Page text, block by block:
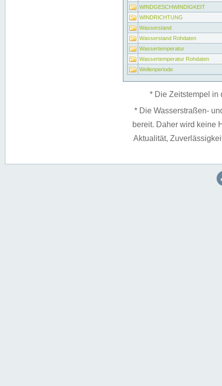
WINDGESCHWINDIGKEIT
WINDRICHTUNG
Wasserstand
Wasserstand Rohdaten
Wassertemperatur
Wassertemperatur Rohdaten
Wellenperiode
* Die Zeitstempel in
* Die Wasserstraßen-
bereit. Daher wird keine
Aktualität,